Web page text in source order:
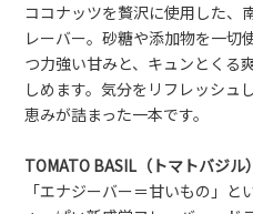
ココナッツを贅沢に使用した、
レーバー。砂糖や添加物を一切
つ力強い甘みと、キュンとくる
しめます。気分をリフレッシュ
恵みが詰まった一本です。
TOMATO BASIL（トマトバジル）
「エナジーバー＝甘いもの」